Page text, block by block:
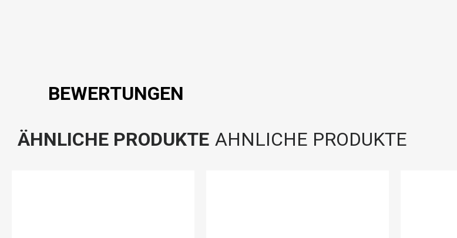
BEWERTUNGEN
ÄHNLICHE PRODUKTE AHNLICHE PRODUKTE